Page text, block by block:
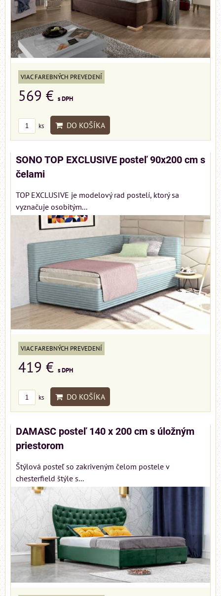
VIAC FAREBNÝCH PREVEDENÍ
569 € s DPH
ks DO KOŠÍKA
SONO TOP EXCLUSIVE posteľ 90x200 cm s
čelami
TOP EXCLUSIVE je modelový rad postelí, ktorý sa
vyznačuje osobitým...
VIAC FAREBNÝCH PREVEDENÍ
419 € s DPH
ks DO KOŠÍKA
DAMASC posteľ 140 x 200 cm s úložným
priestorom
Štýlová posteľ so zakriveným čelom postele v
chesterfield štýle s...